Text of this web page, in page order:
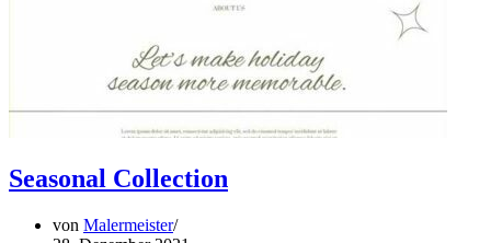
Seasonal Collection
von Malermeister